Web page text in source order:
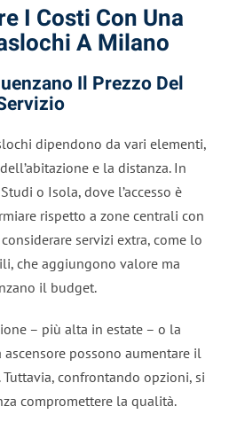
I Costi Con Una
A Milano
Il Prezzo Del
dipendono da vari elementi,
e la distanza. In
o Isola, dove l’accesso è
rispetto a zone centrali con
servizi extra, come lo
che aggiungono valore ma
il budget.
– più alta in estate – o la
ascensore possono aumentare il
confrontando opzioni, si
compromettere la qualità.